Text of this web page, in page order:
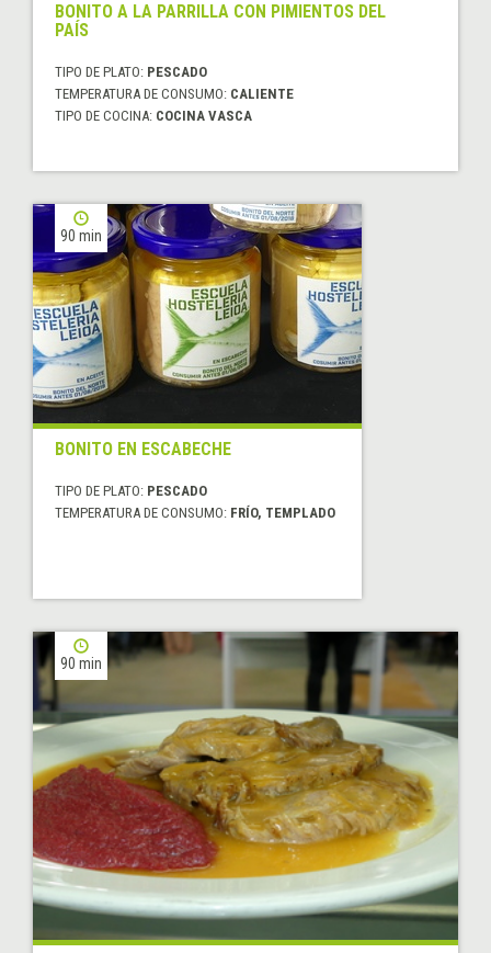
BONITO A LA PARRILLA CON PIMIENTOS DEL
PAÍS
TIPO DE PLATO: PESCADO
TEMPERATURA DE CONSUMO: CALIENTE
TIPO DE COCINA: COCINA VASCA
90 min
BONITO EN ESCABECHE
TIPO DE PLATO: PESCADO
TEMPERATURA DE CONSUMO: FRÍO, TEMPLADO
90 min